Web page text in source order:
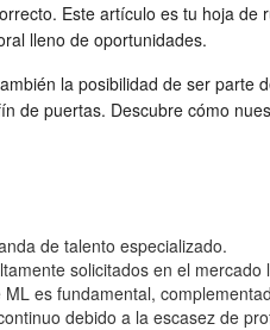
Este artículo es tu hoja
lleno de oportunidades.
la posibilidad de ser parte
de puertas. Descubre cómo
de talento especializado.
solicitados en el mercado
es fundamental,
debido a la escasez de